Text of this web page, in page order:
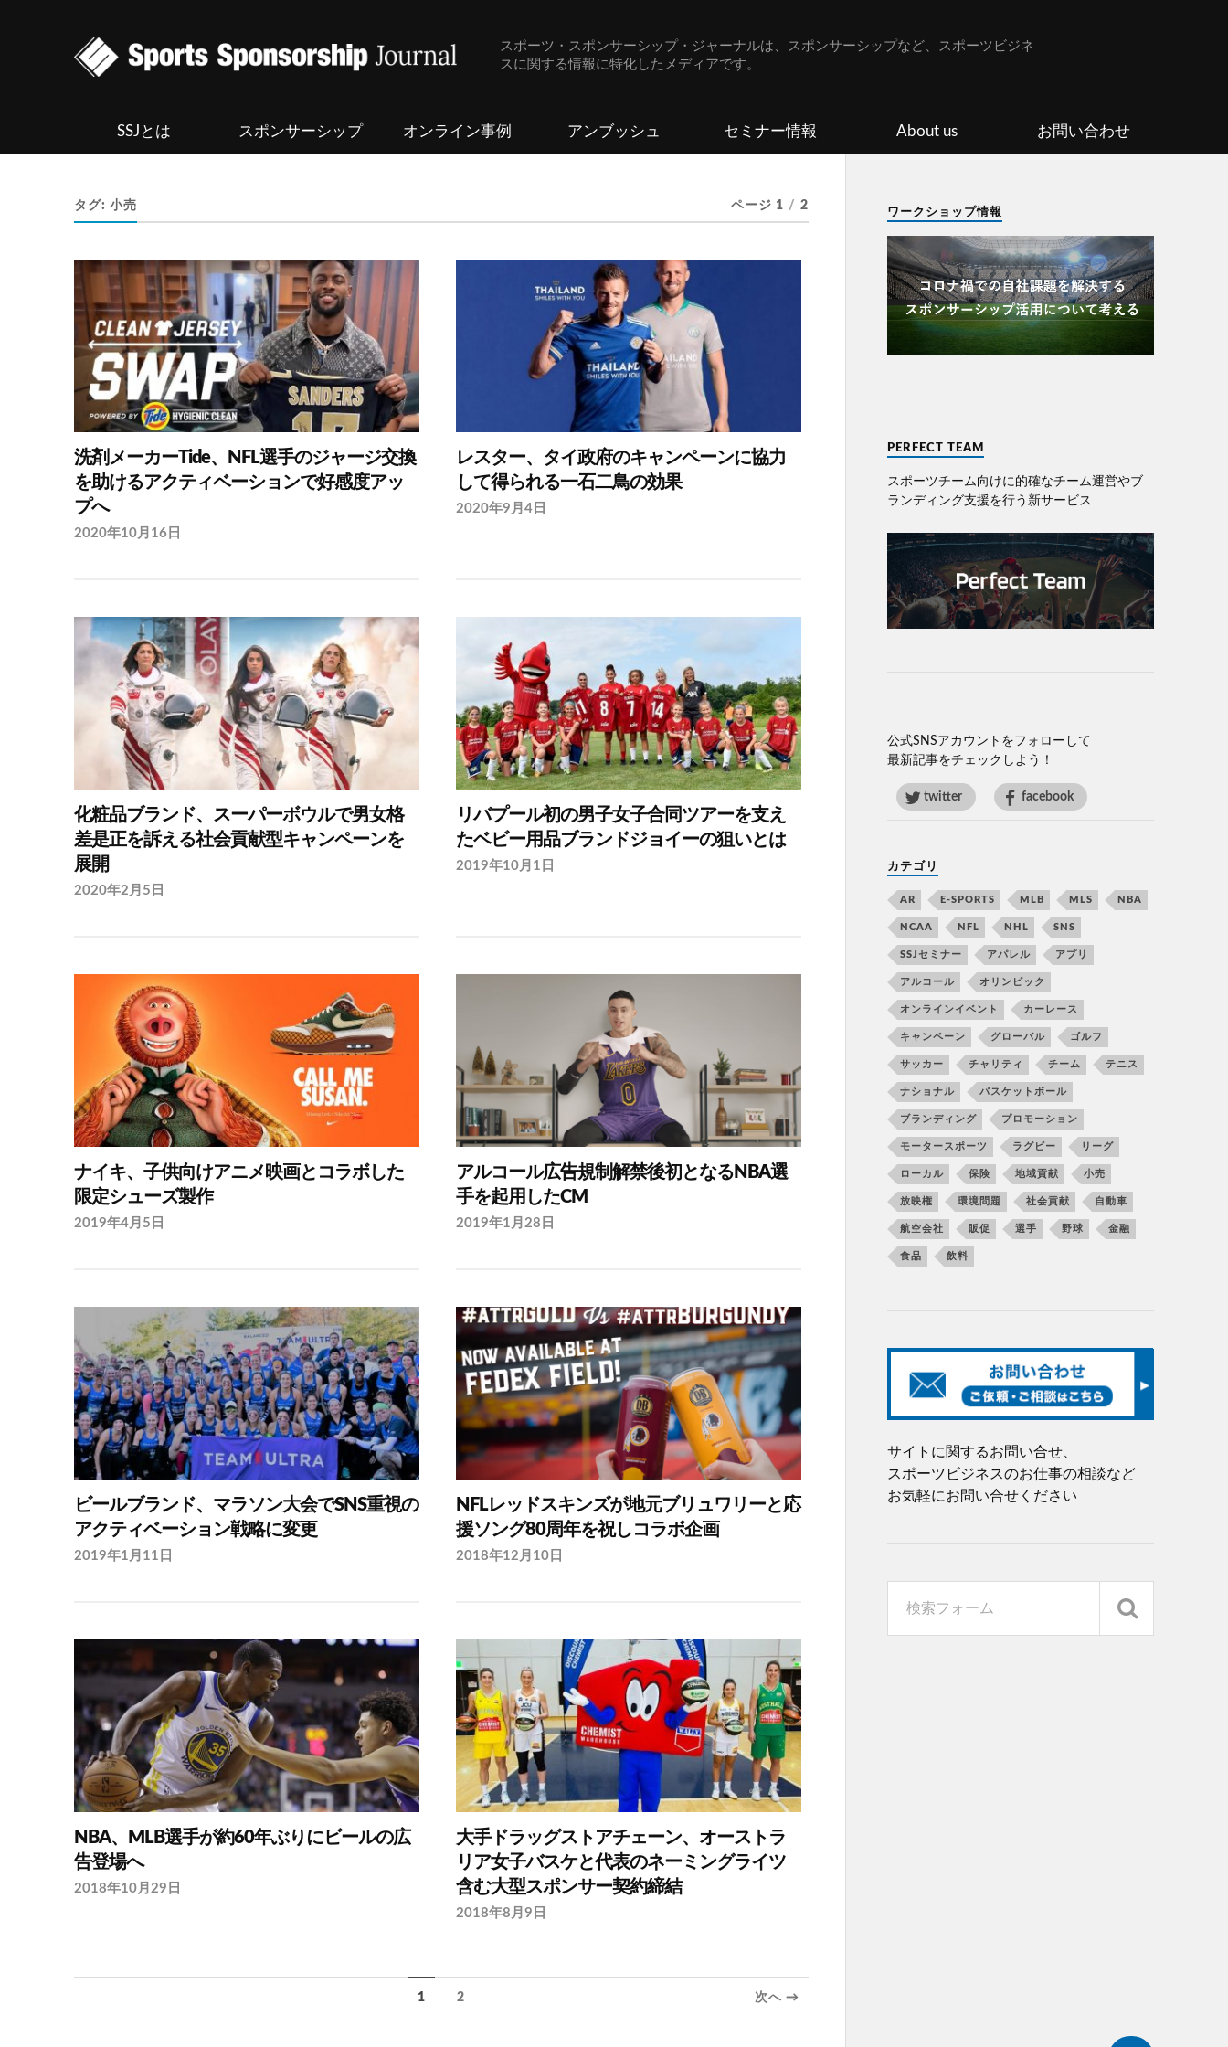
スポーツ・スポンサーシップ・ジャーナルは、スポンサーシップなど、スポーツビジネ
スに関する情報に特化したメディアです。
SSJとは スポンサーシップ オンライン事例 アンブッシュ セミナー情報 About us お問い合わせ
タグ: 小売 ページ 1 / 2
洗剤メーカーTide、NFL選手のジャージ交換
を助けるアクティベーションで好感度アッ
プへ
2020年10月16日
レスター、タイ政府のキャンペーンに協力
して得られる一石二鳥の効果
2020年9月4日
化粧品ブランド、スーパーボウルで男女格
差是正を訴える社会貢献型キャンペーンを
展開
2020年2月5日
リバプール初の男子女子合同ツアーを支え
たベビー用品ブランドジョイーの狙いとは
2019年10月1日
ナイキ、子供向けアニメ映画とコラボした
限定シューズ製作
2019年4月5日
アルコール広告規制解禁後初となるNBA選
手を起用したCM
2019年1月28日
ビールブランド、マラソン大会でSNS重視の
アクティベーション戦略に変更
2019年1月11日
NFLレッドスキンズが地元ブリュワリーと応
援ソング80周年を祝しコラボ企画
2018年12月10日
NBA、MLB選手が約60年ぶりにビールの広
告登場へ
2018年10月29日
大手ドラッグストアチェーン、オーストラ
リア女子バスケと代表のネーミングライツ
含む大型スポンサー契約締結
2018年8月9日
1 2 次へ →
ワークショップ情報
PERFECT TEAM
スポーツチーム向けに的確なチーム運営やブ
ランディング⽀援を⾏う新サービス
公式SNSアカウントをフォローして
最新記事をチェックしよう！
twitter facebook
カテゴリ
AR E-SPORTS MLB MLS NBA
NCAA NFL NHL SNS
SSJセミナー アパレル アプリ
アルコール オリンピック
オンラインイベント カーレース
キャンペーン グローバル ゴルフ
サッカー チャリティ チーム テニス
ナショナル バスケットボール
ブランディング プロモーション
モータースポーツ ラグビー リーグ
ローカル 保険 地域貢献 小売
放映権 環境問題 社会貢献 自動車
航空会社 販促 選手 野球 金融
食品 飲料
サイトに関するお問い合せ、
スポーツビジネスのお仕事の相談など
お気軽にお問い合せください